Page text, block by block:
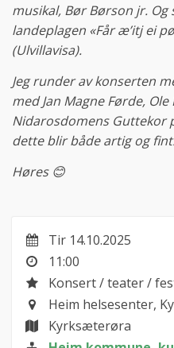
musikal, Bør Børson jr. Og
landeplagen «Får æ’itj ei
(Ulvillavisa).
Jeg runder av konserten
med Jan Magne Førde,
Nidarosdomens Guttekor
dette blir både artig og
Høres 😊
Tir 14.10.2025
11:00
Konsert / teater /
Heim helsesenter,
Kyrksæterøra